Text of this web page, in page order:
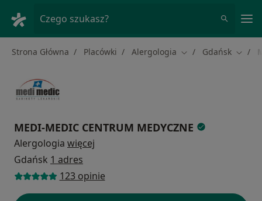
Czego szukasz?
Strona Główna Placówki Alergologia Zmień miasto
Gdańsk
MEDI-MEDIC CENTRUM MEDYCZNE
Alergologia więcej
Gdańsk 1 adres
123 opinie